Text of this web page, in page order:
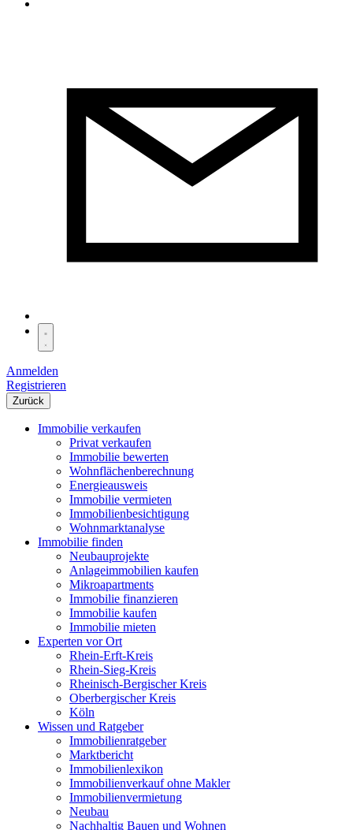
Anmelden
Registrieren
Zurück
Immobilie verkaufen
Privat verkaufen
Immobilie bewerten
Wohnflächenberechnung
Energieausweis
Immobilie vermieten
Immobilienbesichtigung
Wohnmarktanalyse
Immobilie finden
Neubauprojekte
Anlageimmobilien kaufen
Mikroapartments
Immobilie finanzieren
Immobilie kaufen
Immobilie mieten
Experten vor Ort
Rhein-Erft-Kreis
Rhein-Sieg-Kreis
Rheinisch-Bergischer Kreis
Oberbergischer Kreis
Köln
Wissen und Ratgeber
Immobilienratgeber
Marktbericht
Immobilienlexikon
Immobilienverkauf ohne Makler
Immobilienvermietung
Neubau
Nachhaltig Bauen und Wohnen